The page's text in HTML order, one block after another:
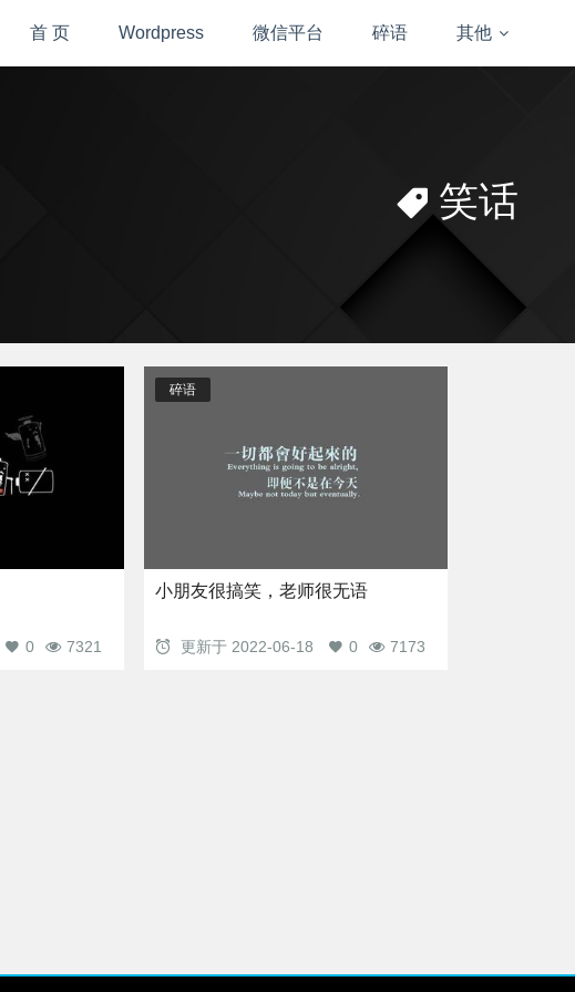
首 页 Wordpress 微信平台 碎语 其他
笑话
7321
0
碎语
小朋友很搞笑，老师很无语
更新于 2022-06-18 7173
0